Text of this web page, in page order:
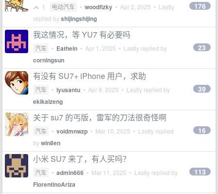
1 电动汽车 • woodfizky • Apr 2, 2025 • Lastly
replied byshijingshijing
176
我这情况，等 YU7 有必要吗
汽车 • Eathein • Apr 1, 2025 • Lastly replied by
corningsun
23
有没有 SU7+ iPhone 用户，求助
汽车 • lyusantu • Apr 8, 2025 • Lastly replied by
ekikaizeng
39
关于 su7 的丐版，雷军的刀法很奇怪啊
汽车 • voidmnwzp • Mar 10, 2025 • Lastly replied
bywin8en
16
小米 SU7 来了，有人买吗？
汽车 • admin666 • Mar 11, 2025 • Lastly replied by
FlorentinoAriza
113